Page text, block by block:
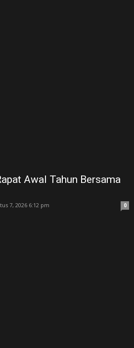
Awal Tahun Bersama
7, 2026 6:12 pm 0